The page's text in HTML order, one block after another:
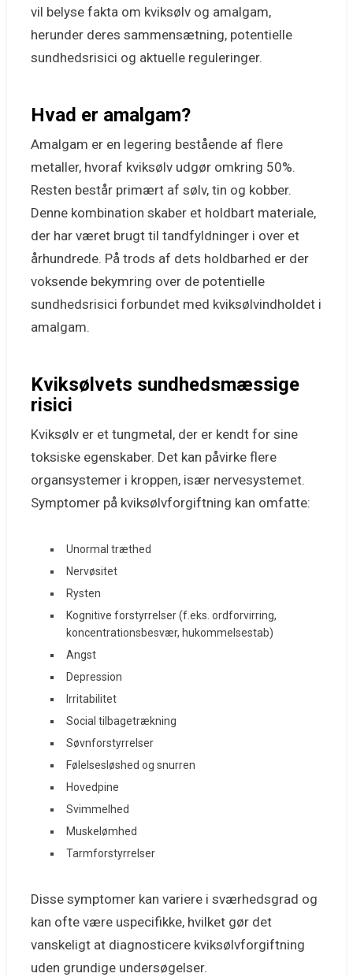
vil belyse fakta om kviksølv og amalgam,
herunder deres sammensætning, potentielle
sundhedsrisici og aktuelle reguleringer.
Hvad er amalgam?
Amalgam er en legering bestående af flere
metaller, hvoraf kviksølv udgør omkring 50%.
Resten består primært af sølv, tin og kobber.
Denne kombination skaber et holdbart materiale,
der har været brugt til tandfyldninger i over et
århundrede. På trods af dets holdbarhed er der
voksende bekymring over de potentielle
sundhedsrisici forbundet med kviksølvindholdet i
amalgam.
Kviksølvets sundhedsmæssige
risici
Kviksølv er et tungmetal, der er kendt for sine
toksiske egenskaber. Det kan påvirke flere
organsystemer i kroppen, især nervesystemet.
Symptomer på kviksølvforgiftning kan omfatte:
Unormal træthed
Nervøsitet
Rysten
Kognitive forstyrrelser (f.eks. ordforvirring,
koncentrationsbesvær, hukommelsestab)
Angst
Depression
Irritabilitet
Social tilbagetrækning
Søvnforstyrrelser
Følelsesløshed og snurren
Hovedpine
Svimmelhed
Muskelømhed
Tarmforstyrrelser
Disse symptomer kan variere i sværhedsgrad og
kan ofte være uspecifikke, hvilket gør det
vanskeligt at diagnosticere kviksølvforgiftning
uden grundige undersøgelser.